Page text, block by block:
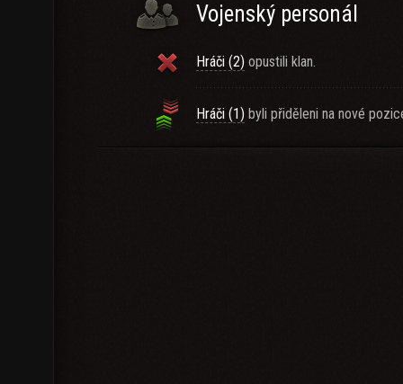
Vojenský personál
Hráči (2) opustili klan.
Hráči (1) byli přiděleni na nové